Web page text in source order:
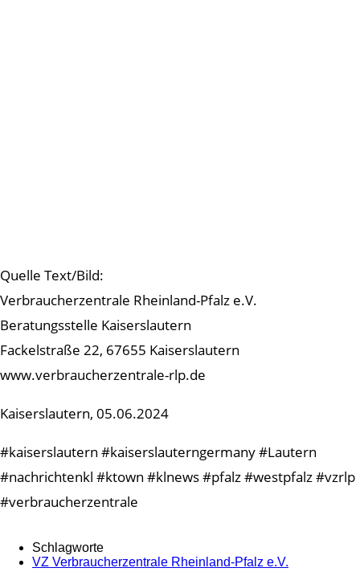
Quelle Text/Bild:
Verbraucherzentrale Rheinland-Pfalz e.V.
Beratungsstelle Kaiserslautern
Fackelstraße 22, 67655 Kaiserslautern
www.verbraucherzentrale-rlp.de
Kaiserslautern, 05.06.2024
#kaiserslautern #kaiserslauterngermany #Lautern
#nachrichtenkl #ktown #klnews #pfalz #westpfalz #vzrlp
#verbraucherzentrale
Schlagworte
VZ Verbraucherzentrale Rheinland-Pfalz e.V.